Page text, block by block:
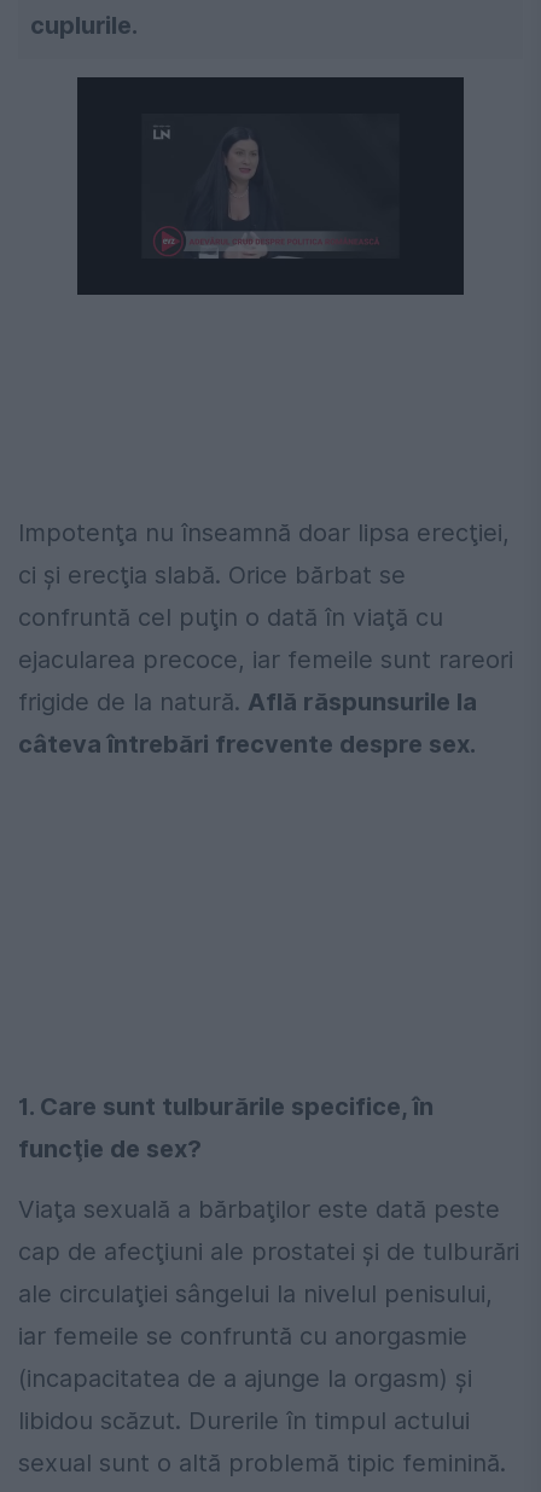
cuplurile.
Impotenţa nu înseamnă doar lipsa erecţiei,
ci şi erecţia slabă. Orice bărbat se
confruntă cel puţin o dată în viaţă cu
ejacularea precoce, iar femeile sunt rareori
frigide de la natură. Află răspunsurile la
câteva întrebări frecvente despre sex.
1. Care sunt tulburările specifice, în
funcţie de sex?
Viaţa sexuală a bărbaţilor este dată peste
cap de afecţiuni ale prostatei şi de tulburări
ale circulaţiei sângelui la nivelul penisului,
iar femeile se confruntă cu anorgasmie
(incapacitatea de a ajunge la orgasm) şi
libidou scăzut. Durerile în timpul actului
sexual sunt o altă problemă tipic feminină.